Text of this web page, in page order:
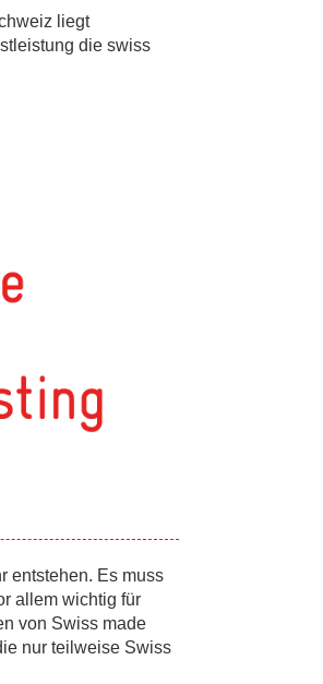
liegt
die swiss
entstehen. Es muss
allem wichtig für
von Swiss made
nur teilweise Swiss